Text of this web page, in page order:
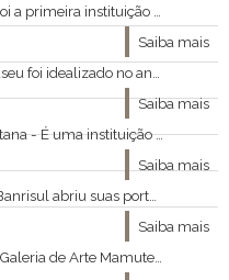
indígenas, peças históricas, obras de arte, coleções de zoologia, botânica e mineralogia.
Saiba mais
o intuito de preservar conservar e expor objetos históricos do Exército Brasileiro e do Comando Militar do Sul.
Saiba mais
da Cultura/Governo do Estado do Rio Grande do Sul.
Saiba mais
país, entre elas destacamos: documentos, máquinas, relógios, fotografias, mobiliário, enfim, objetos que denotam
Saiba mais
formação de carreira. Priorizando representar artistas gaúchos emergentes, a Mamute configura-se como uma plataform